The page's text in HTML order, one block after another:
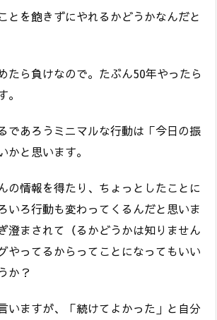
とを飽きずにやれるかどうかなんだと
たら負けなので。たぶん50年やったら
であろうミニマルな行動は「今日の振
かと思います。
の情報を得たり、ちょっとしたことに
いろ行動も変わってくるんだと思いま
澄まされて（るかどうかは知りません
やってるからってことになってもいい
か？
いますが、「続けてよかった」と自分